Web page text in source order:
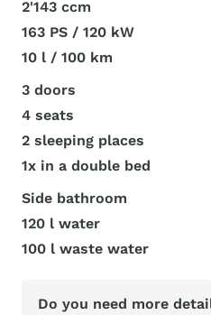
2'143 ccm
163 PS / 120 kW
10 l / 100 km
3 doors
4 seats
2 sleeping places
1x in a double bed
Side bathroom
120 l water
100 l waste water
Do you need more